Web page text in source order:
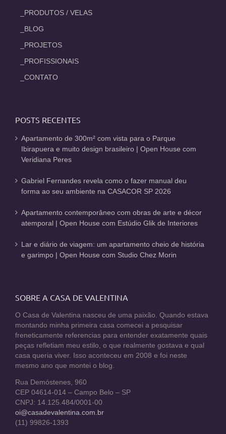
_PRODUTOS / VELAS
_BLOG
_PROJETOS
_PROFISSIONAIS
_CONTATO
POSTS RECENTES
Apartamento de 300m² com vista para o Parque
Ibirapuera e muito design brasileiro | Open House com
Veridiana Peres
Gabriel Fernandes revela como o fazer manual deu
forma ao seu ambiente na CASACOR SP 2026
Apartamento contemporâneo com obras de arte e décor
atemporal | Open House com Estúdio Glik de Interiores
Lar e diário de viagem: um apartamento cheio de história
e garimpo | Open House com Studio Chez Morin
SOBRE A CASA DE VALENTINA
O Casa de Valentina nasceu de uma paixão. Quando estava
montando minha primeira casa comecei a pesquisar
freneticamente referencias para entender exatamente quais
peças refletiam meu estilo, o que realmente gostava e qual
casa queria viver. Isso aconteceu em 2008 e foi neste
mesmo ano que montei o blog.
Rua Demóstenes, 960
CEP 04614-014 – Campo Belo – SP
CNPJ: 14.125.484/0001-00
oi@casadevalentina.com.br
(11) 99826-1393